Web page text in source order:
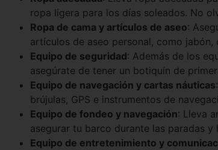
ropa ligera para los días soleados. No
Ropa de cama y artículos de aseo:
artículos de aseo personal, como
Equipo de seguridad: Además de los
asegúrate de tener un botiquín de
Equipo de navegación y cartas náuticas
brújulas, GPS e instrumentos de
Equipo de fondeo y navegación: Lleva
asegurar tu barco durante las paradas y
Equipo de entretenimiento y